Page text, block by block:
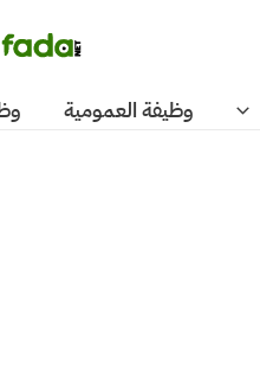
وظيفة العمومية